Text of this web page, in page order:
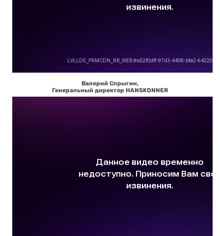
Валерий Спрыгин,
Генеральный директор HANSKONNER